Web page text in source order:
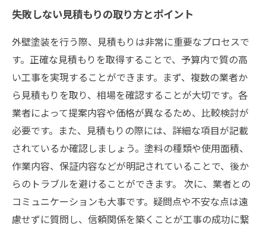
失敗しない見積もりの取り方とポイント
外壁塗装を行う際、見積もりは非常に重要なプロセスで
す。正確な見積もりを取得することで、予算内で質の高
い工事を実現することができます。まず、複数の業者か
ら見積もりを取り、相場を確認することが大切です。各
業者によって提案内容や価格が異なるため、比較検討が
必要です。また、見積もりの際には、詳細な項目が記載
されているか確認しましょう。塗料の種類や使用面積、
作業内容、保証内容などが明記されていることで、後か
らのトラブルを避けることができます。 次に、業者との
コミュニケーションも大事です。疑問点や不安な点は遠
慮せずに質問し、信頼関係を築くことが工事の成功に繋